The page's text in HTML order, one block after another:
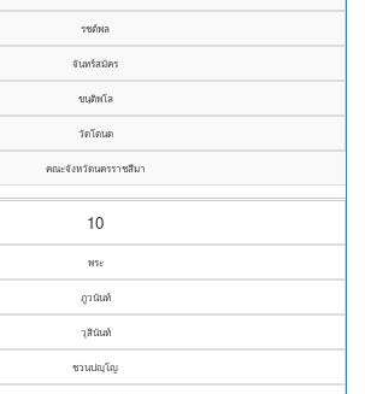
รชต์พล
จันทร์สมัคร
ขนฺติพโล
วัดโตนด
คณะจังหวัดนครราชสีมา
10
พระ
ภูวนันท์
วุสินันท์
ชวนปญฺโญ